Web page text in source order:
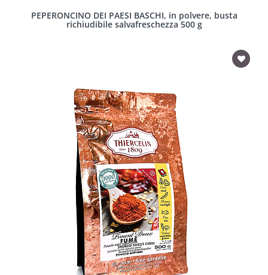
PEPERONCINO DEI PAESI BASCHI, in polvere, busta
richiudibile salvafreschezza 500 g